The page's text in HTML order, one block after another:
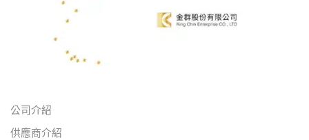
公司介紹
供應商介紹